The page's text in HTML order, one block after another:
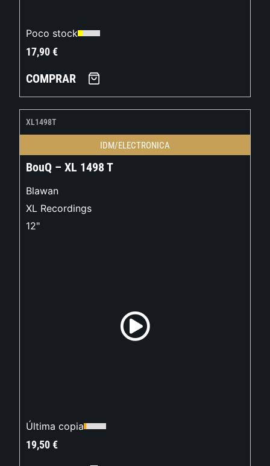
Poco stock
17,90€
COMPRAR
XL1498T
IDM/ELECTRONICA
BouQ – XL 1498 T
Blawan
XL Recordings
12"
Última copia
19,50€